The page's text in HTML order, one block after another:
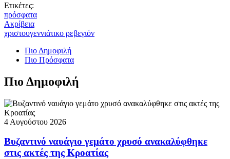
Ετικέτες:
πρόσφατα
Ακρίβεια
χριστουγεννιάτικο ρεβεγιόν
Πιο Δημοφιλή
Πιο Πρόσφατα
Πιο Δημοφιλή
4 Αυγούστου 2026
Βυζαντινό ναυάγιο γεμάτο χρυσό ανακαλύφθηκε
στις ακτές της Κροατίας